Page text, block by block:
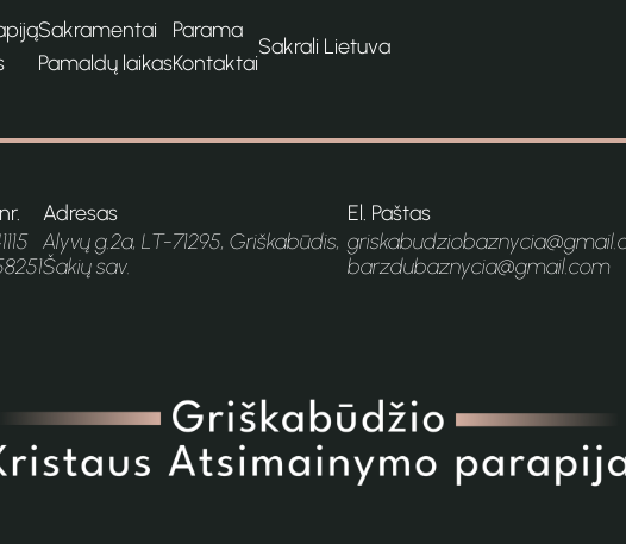
Sakramentai
Pamaldų laikas
Parama
Kontaktai
Sakrali Lietuva
Adresas
Alyvų g.2a, LT-71295, Griškabūdis,
Šakių sav.
El. Paštas
barzdubaznycia@gmail.com